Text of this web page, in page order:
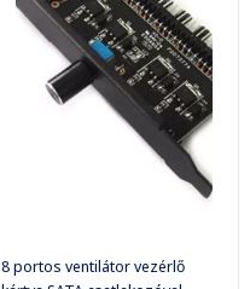
8 portos ventilátor vezérlő